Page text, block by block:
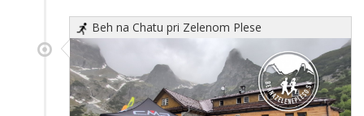
Beh na Chatu pri Zelenom Plese